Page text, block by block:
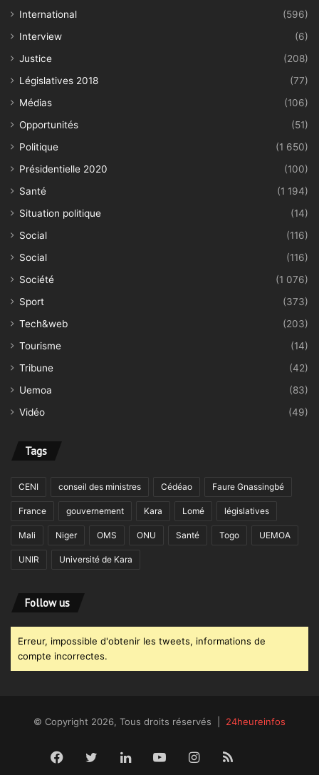
International
(596)
Interview
(6)
Justice
(208)
Législatives 2018
(77)
Médias
(106)
Opportunités
(51)
Politique
(1 650)
Présidentielle 2020
(100)
Santé
(1 194)
Situation politique
(14)
Social
(116)
Social
(116)
Société
(1 076)
Sport
(373)
Tech&web
(203)
Tourisme
(14)
Tribune
(42)
Uemoa
(83)
Vidéo
(49)
Tags
CENI conseil des ministres Cédéao Faure Gnassingbé
France gouvernement Kara Lomé législatives
Mali Niger OMS ONU Santé Togo UEMOA
UNIR Université de Kara
Follow us
Erreur, impossible d'obtenir les tweets, informations de
compte incorrectes.
© Copyright 2026, Tous droits réservés | 24heureinfos
Facebook
TwitterLinkedinYouTubeInstagram